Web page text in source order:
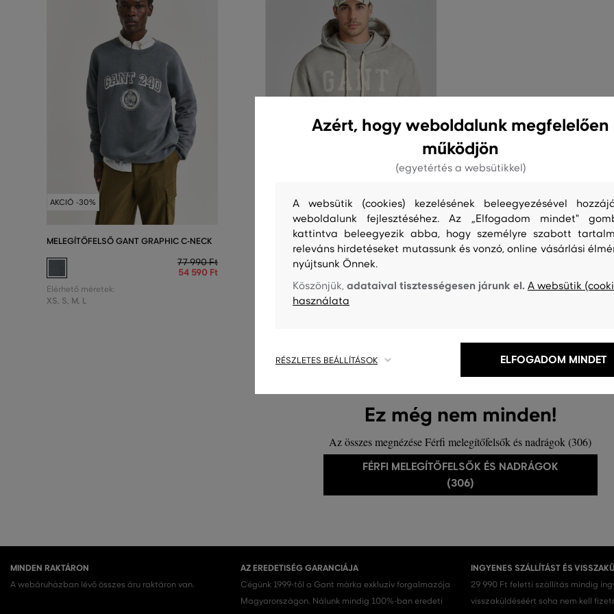
AKCIÓ -30%
MELEGÍTŐFELSŐ GANT GRAPHIC C-NECK
77 990 Ft
54 590 Ft
Elérhető méretek:
XS, S, M, L
UTOLSÓ ESÉLY
MELEGÍTŐ FELSŐ GANT HEATHER
GRAPHIC HOODIE
39 990 Ft
Elérhető méretek:
Ez még nem minden!
Az összes megnézése Férfi melegítőfelsők és nadrágok (306)
FÉRFI MELEGÍTŐFELSŐK ÉS NADRÁGOK
(306)
MINDEN RAKTÁRON
A webáruházban lévő összes áru raktáron van.
AZ EREDETISÉG GARANCIÁJA
Cégünk 1999-től a Gant márka exkluzív forgalmazója
Magyarországon. Nálunk mindig 100%-ban eredeti
INGYENES SZÁLLÍTÁST ÉS
29 990 Ft feletti szállítás mindig
visszaküldéséért soha nem kell
Azért, hogy weboldalunk megfelelően
működjön
(egyetértés a websütikkel)
A websütik (cookies) kezelésének beleegyezésével
weboldalunk fejlesztéséhez. Az „Elfogadom mindet"
kattintva beleegyezik abba, hogy személyre szabott
releváns hirdetéseket mutassunk és vonzó, online vásárlási
nyújtsunk Önnek.
Köszönjük,adataival tisztességesen járunk el. A websütik
használata
RÉSZLETES BEÁLLÍTÁSOK ELFOGADOM MINDET